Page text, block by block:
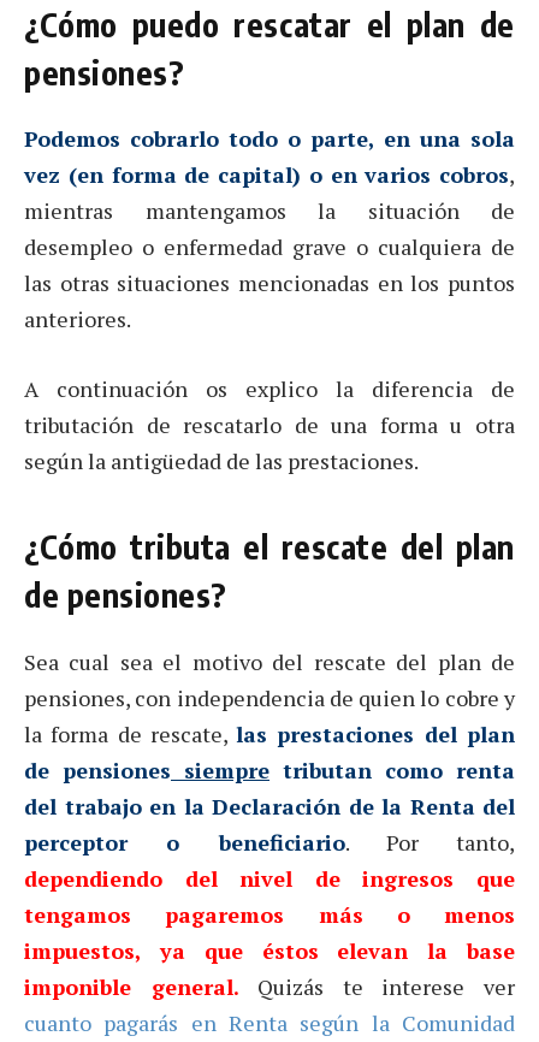
¿Cómo puedo rescatar el plan de
pensiones?
Podemos cobrarlo todo o parte, en una sola
vez (en forma de capital) o en varios cobros,
mientras mantengamos la situación de
desempleo o enfermedad grave o cualquiera de
las otras situaciones mencionadas en los puntos
anteriores.
A continuación os explico la diferencia de
tributación de rescatarlo de una forma u otra
según la antigüedad de las prestaciones.
¿Cómo tributa el rescate del plan
de pensiones?
Sea cual sea el motivo del rescate del plan de
pensiones, con independencia de quien lo cobre y
la forma de rescate,las prestaciones del plan
de pensiones siempre tributan como renta
del trabajo en la Declaración de la Renta del
perceptor o beneficiario. Por tanto,
dependiendo del nivel de ingresos que
tengamos pagaremos más o menos
impuestos, ya que éstos elevan la base
imponible general. Quizás te interese ver
cuanto pagarás en Renta según la Comunidad